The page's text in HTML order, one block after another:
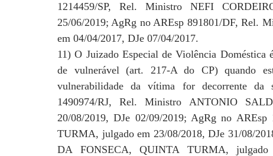
1214459/SP, Rel. Ministro NEFI
25/06/2019; AgRg no AREsp 891801/DF, Rel.
em 04/04/2017, DJe 07/04/2017.
11) O Juizado Especial de Violência Doméstica
de vulnerável (art. 217-A do CP) quando
vulnerabilidade da vítima for decorrente da
1490974/RJ, Rel. Ministro ANTONIO
20/08/2019, DJe 02/09/2019; AgRg no
TURMA, julgado em 23/08/2018, DJe 31/08/
DA FONSECA, QUINTA TURMA,